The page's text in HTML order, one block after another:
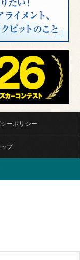
ーポリシー
プ